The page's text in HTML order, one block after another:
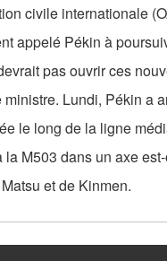
civile internationale
appelé Pékin à
pas ouvrir ces
Lundi, Pékin a
le long de la ligne
M503 dans un axe
et de Kinmen.